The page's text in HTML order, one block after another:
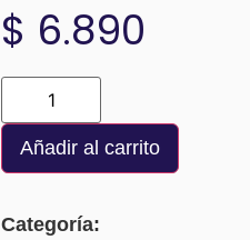
$ 6.890
Añadir al carrito
Categoría: